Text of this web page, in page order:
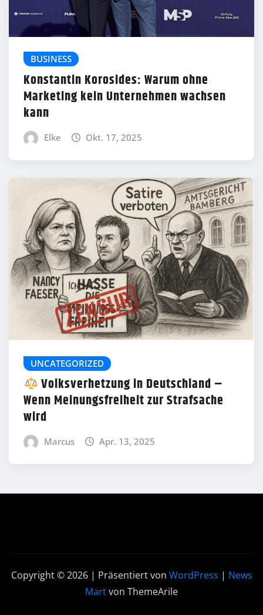
BUSINESS
Konstantin Korosides: Warum ohne
Marketing kein Unternehmen wachsen
kann
Elke Okt. 17, 2025
UNCATEGORIZED
Volksverhetzung in Deutschland –
Wenn Meinungsfreiheit zur Strafsache
wird
Marcus Apr. 13, 2025
Copyright © 2026 | Präsentiert von WordPress | News
Martvon ThemeArile